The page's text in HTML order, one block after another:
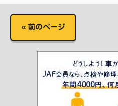
« 前のページ